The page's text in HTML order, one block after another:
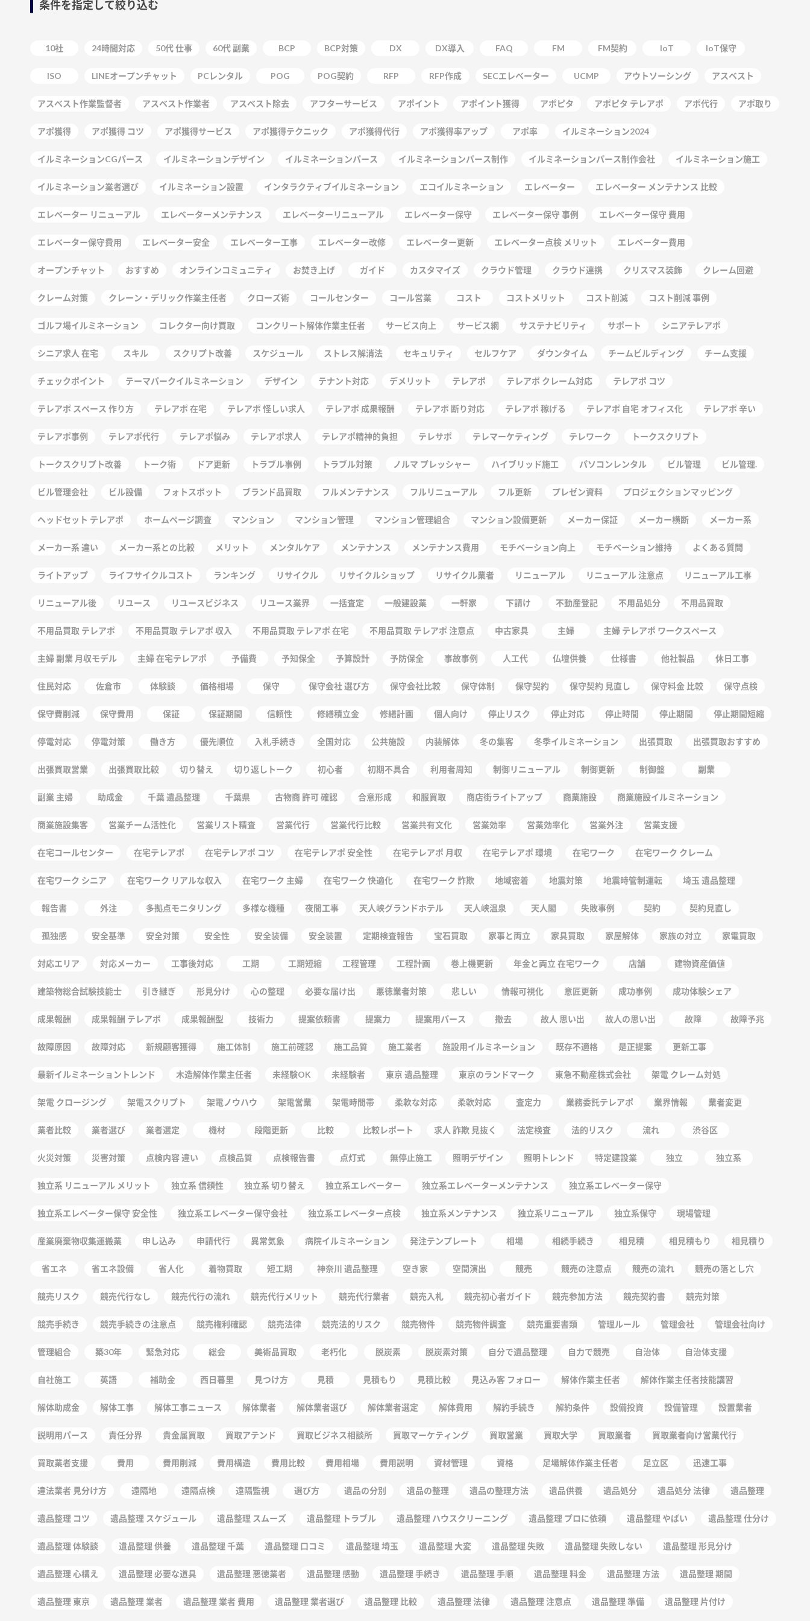
条件を指定して絞り込む
10社 24時間対応 50代 仕事 60代 副業 BCP BCP対策 DX DX導入 FAQ FM FM契約 IoT IoT保守
ISO LINEオープンチャット PCレンタル POG POG契約 RFP RFP作成 SECエレベーター UCMP アウトソーシング アスベスト
アスベスト作業監督者 アスベスト作業者 アスベスト除去 アフターサービス アポイント アポイント獲得 アポピタ アポピタ テレアポ アポ代行 アポ取り
アポ獲得 アポ獲得 コツ アポ獲得サービス アポ獲得テクニック アポ獲得代行 アポ獲得率アップ アポ率 イルミネーション2024
イルミネーションCGパース イルミネーションデザイン イルミネーションパース イルミネーションパース制作 イルミネーションパース制作会社 イルミネーション施工
イルミネーション業者選び イルミネーション設置 インタラクティブイルミネーション エコイルミネーション エレベーター エレベーター メンテナンス 比較
エレベーター リニューアル エレベーターメンテナンス エレベーターリニューアル エレベーター保守 エレベーター保守 事例 エレベーター保守 費用
エレベーター保守費用 エレベーター安全 エレベーター工事 エレベーター改修 エレベーター更新 エレベーター点検 メリット エレベーター費用
オープンチャット おすすめ オンラインコミュニティ お焚き上げ ガイド カスタマイズ クラウド管理 クラウド連携 クリスマス装飾 クレーム回避
クレーム対策 クレーン・デリック作業主任者 クローズ術 コールセンター コール営業 コスト コストメリット コスト削減 コスト削減 事例
ゴルフ場イルミネーション コレクター向け買取 コンクリート解体作業主任者 サービス向上 サービス網 サステナビリティ サポート シニアテレアポ
シニア求人 在宅 スキル スクリプト改善 スケジュール ストレス解消法 セキュリティ セルフケア ダウンタイム チームビルディング チーム支援
チェックポイント テーマパークイルミネーション デザイン テナント対応 デメリット テレアポ テレアポ クレーム対応 テレアポ コツ
テレアポ スペース 作り方 テレアポ 在宅 テレアポ 怪しい求人 テレアポ 成果報酬 テレアポ 断り対応 テレアポ 稼げる テレアポ 自宅 オフィス化 テレアポ 辛い
テレアポ事例 テレアポ代行 テレアポ悩み テレアポ求人 テレアポ精神的負担 テレサポ テレマーケティング テレワーク トークスクリプト
トークスクリプト改善 トーク術 ドア更新 トラブル事例 トラブル対策 ノルマ プレッシャー ハイブリッド施工 パソコンレンタル ビル管理 ビル管理.
ビル管理会社 ビル設備 フォトスポット ブランド品買取 フルメンテナンス フルリニューアル フル更新 プレゼン資料 プロジェクションマッピング
ヘッドセット テレアポ ホームページ調査 マンション マンション管理 マンション管理組合 マンション設備更新 メーカー保証 メーカー横断 メーカー系
メーカー系 違い メーカー系との比較 メリット メンタルケア メンテナンス メンテナンス費用 モチベーション向上 モチベーション維持 よくある質問
ライトアップ ライフサイクルコスト ランキング リサイクル リサイクルショップ リサイクル業者 リニューアル リニューアル 注意点 リニューアル工事
リニューアル後 リユース リユースビジネス リユース業界 一括査定 一般建設業 一軒家 下請け 不動産登記 不用品処分 不用品買取
不用品買取 テレアポ 不用品買取 テレアポ 収入 不用品買取 テレアポ 在宅 不用品買取 テレアポ 注意点 中古家具 主婦 主婦 テレアポ ワークスペース
主婦 副業 月収モデル 主婦 在宅テレアポ 予備費 予知保全 予算設計 予防保全 事故事例 人工代 仏壇供養 仕様書 他社製品 休日工事
住民対応 佐倉市 体験談 価格相場 保守 保守会社 選び方 保守会社比較 保守体制 保守契約 保守契約 見直し 保守料金 比較 保守点検
保守費削減 保守費用 保証 保証期間 信頼性 修繕積立金 修繕計画 個人向け 停止リスク 停止対応 停止時間 停止期間 停止期間短縮
停電対応 停電対策 働き方 優先順位 入札手続き 全国対応 公共施設 内装解体 冬の集客 冬季イルミネーション 出張買取 出張買取おすすめ
出張買取営業 出張買取比較 切り替え 切り返しトーク 初心者 初期不具合 利用者周知 制御リニューアル 制御更新 制御盤 副業
副業 主婦 助成金 千葉 遺品整理 千葉県 古物商 許可 確認 合意形成 和服買取 商店街ライトアップ 商業施設 商業施設イルミネーション
商業施設集客 営業チーム活性化 営業リスト精査 営業代行 営業代行比較 営業共有文化 営業効率 営業効率化 営業外注 営業支援
在宅コールセンター 在宅テレアポ 在宅テレアポ コツ 在宅テレアポ 安全性 在宅テレアポ 月収 在宅テレアポ 環境 在宅ワーク 在宅ワーク クレーム
在宅ワーク シニア 在宅ワーク リアルな収入 在宅ワーク 主婦 在宅ワーク 快適化 在宅ワーク 詐欺 地域密着 地震対策 地震時管制運転 埼玉 遺品整理
報告書 外注 多拠点モニタリング 多様な機種 夜間工事 天人峡グランドホテル 天人峡温泉 天人閣 失敗事例 契約 契約見直し
孤独感 安全基準 安全対策 安全性 安全装備 安全装置 定期検査報告 宝石買取 家事と両立 家具買取 家屋解体 家族の対立 家電買取
対応エリア 対応メーカー 工事後対応 工期 工期短縮 工程管理 工程計画 巻上機更新 年金と両立 在宅ワーク 店舗 建物資産価値
建築物総合試験技能士 引き継ぎ 形見分け 心の整理 必要な届け出 悪徳業者対策 悲しい 情報可視化 意匠更新 成功事例 成功体験シェア
成果報酬 成果報酬 テレアポ 成果報酬型 技術力 提案依頼書 提案力 提案用パース 撤去 故人 思い出 故人の思い出 故障 故障予兆
故障原因 故障対応 新規顧客獲得 施工体制 施工前確認 施工品質 施工業者 施設用イルミネーション 既存不適格 是正提案 更新工事
最新イルミネーショントレンド 木造解体作業主任者 未経験OK 未経験者 東京 遺品整理 東京のランドマーク 東急不動産株式会社 架電 クレーム対処
架電 クロージング 架電スクリプト 架電ノウハウ 架電営業 架電時間帯 柔軟な対応 柔軟対応 査定力 業務委託テレアポ 業界情報 業者変更
業者比較 業者選び 業者選定 機材 段階更新 比較 比較レポート 求人 詐欺 見抜く 法定検査 法的リスク 流れ 渋谷区
火災対策 災害対策 点検内容 違い 点検品質 点検報告書 点灯式 無停止施工 照明デザイン 照明トレンド 特定建設業 独立 独立系
独立系 リニューアル メリット 独立系 信頼性 独立系 切り替え 独立系エレベーター 独立系エレベーターメンテナンス 独立系エレベーター保守
独立系エレベーター保守 安全性 独立系エレベーター保守会社 独立系エレベーター点検 独立系メンテナンス 独立系リニューアル 独立系保守 現場管理
産業廃棄物収集運搬業 申し込み 申請代行 異常気象 病院イルミネーション 発注テンプレート 相場 相続手続き 相見積 相見積もり 相見積り
省エネ 省エネ設備 省人化 着物買取 短工期 神奈川 遺品整理 空き家 空間演出 競売 競売の注意点 競売の流れ 競売の落とし穴
競売リスク 競売代行なし 競売代行の流れ 競売代行メリット 競売代行業者 競売入札 競売初心者ガイド 競売参加方法 競売契約書 競売対策
競売手続き 競売手続きの注意点 競売権利確認 競売法律 競売法的リスク 競売物件 競売物件調査 競売重要書類 管理ルール 管理会社 管理会社向け
管理組合 築30年 緊急対応 総会 美術品買取 老朽化 脱炭素 脱炭素対策 自分で遺品整理 自力で競売 自治体 自治体支援
自社施工 英語 補助金 西日暮里 見つけ方 見積 見積もり 見積比較 見込み客 フォロー 解体作業主任者 解体作業主任者技能講習
解体助成金 解体工事 解体工事ニュース 解体業者 解体業者選び 解体業者選定 解体費用 解約手続き 解約条件 設備投資 設備管理 設置業者
説明用パース 責任分界 貴金属買取 買取アテンド 買取ビジネス相談所 買取マーケティング 買取営業 買取大学 買取業者 買取業者向け営業代行
買取業者支援 費用 費用削減 費用構造 費用比較 費用相場 費用説明 資材管理 資格 足場解体作業主任者 足立区 迅速工事
違法業者 見分け方 遠隔地 遠隔点検 遠隔監視 選び方 遺品の分別 遺品の整理 遺品の整理方法 遺品供養 遺品処分 遺品処分 法律 遺品整理
遺品整理 コツ 遺品整理 スケジュール 遺品整理 スムーズ 遺品整理 トラブル 遺品整理 ハウスクリーニング 遺品整理 プロに依頼 遺品整理 やばい 遺品整理 仕分け
遺品整理 体験談 遺品整理 供養 遺品整理 千葉 遺品整理 口コミ 遺品整理 埼玉 遺品整理 大変 遺品整理 失敗 遺品整理 失敗しない 遺品整理 形見分け
遺品整理 心構え 遺品整理 必要な道具 遺品整理 悪徳業者 遺品整理 感動 遺品整理 手続き 遺品整理 手順 遺品整理 料金 遺品整理 方法 遺品整理 期間
遺品整理 東京 遺品整理 業者 遺品整理 業者 費用 遺品整理 業者選び 遺品整理 比較 遺品整理 法律 遺品整理 注意点 遺品整理 準備 遺品整理 片付け